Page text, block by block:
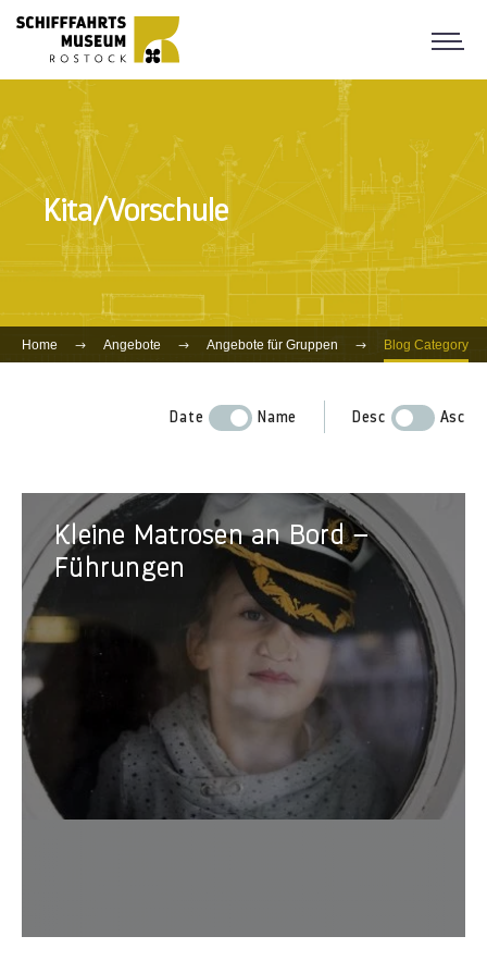
Kita/Vorschule
Home Angebote Angebote für Gruppen Blog Category
Date Name Desc Asc
Matrosen
an
Bord
–
Führungen
Kleine Matrosen an Bord –
Führungen